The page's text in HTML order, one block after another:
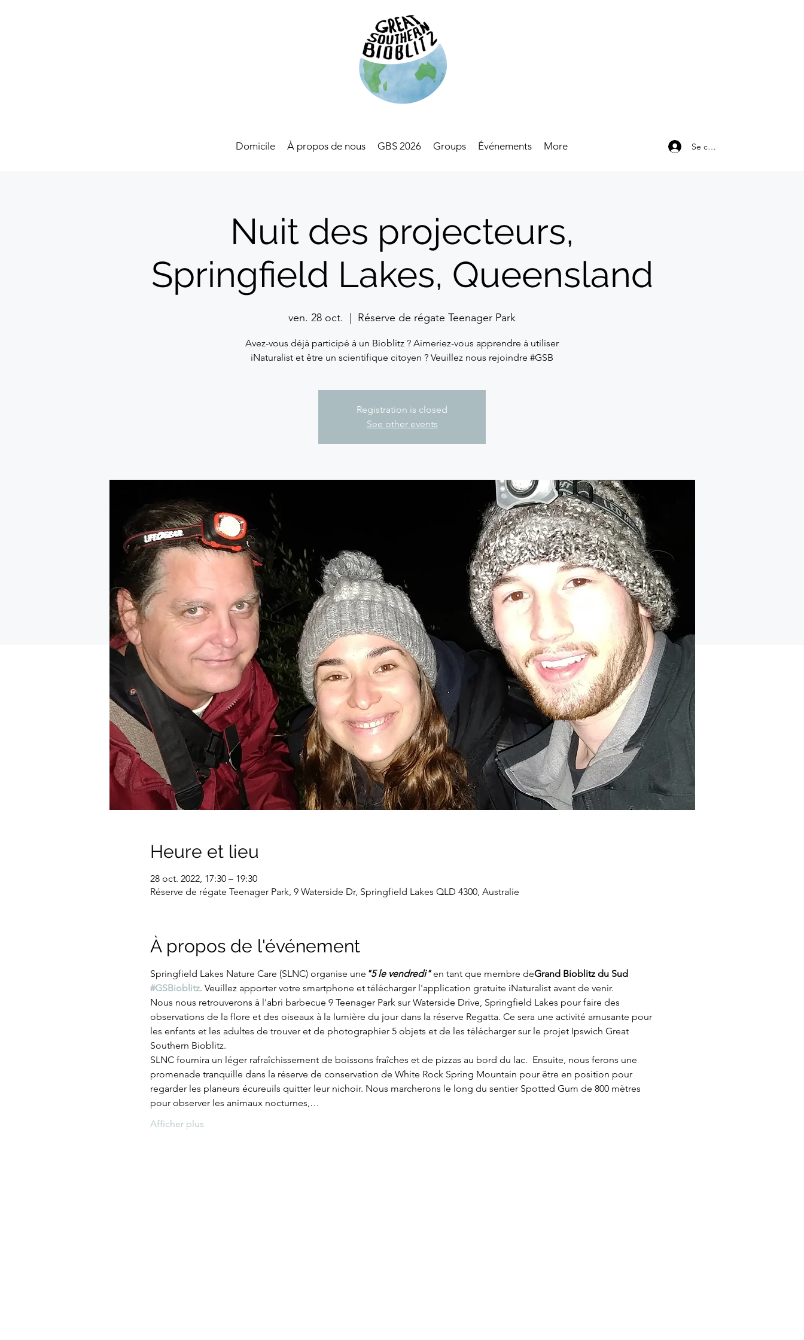
Domicile À propos de nous GBS 2026 Groups Événements More Se connecter
Nuit des projecteurs,
Springfield Lakes, Queensland
ven. 28 oct. Réserve de régate Teenager Park
Avez-vous déjà participé à un Bioblitz ? Aimeriez-vous apprendre à utiliser
iNaturalist et être un scientifique citoyen ? Veuillez nous rejoindre #GSB
Registration is closed
See other events
Heure et lieu
28 oct. 2022, 17:30 – 19:30
Réserve de régate Teenager Park, 9 Waterside Dr, Springfield Lakes QLD 4300, Australie
À propos de l'événement
Springfield Lakes Nature Care (SLNC) organise une "5 le vendredi" en tant que membre deGrand Bioblitz du Sud
#GSBioblitz. Veuillez apporter votre smartphone et télécharger l'application gratuite iNaturalist avant de venir.
Nous nous retrouverons à l'abri barbecue 9 Teenager Park sur Waterside Drive, Springfield Lakes pour faire des
observations de la flore et des oiseaux à la lumière du jour dans la réserve Regatta. Ce sera une activité amusante pour
les enfants et les adultes de trouver et de photographier 5 objets et de les télécharger sur le projet Ipswich Great
Southern Bioblitz.
SLNC fournira un léger rafraîchissement de boissons fraîches et de pizzas au bord du lac.  Ensuite, nous ferons une
promenade tranquille dans la réserve de conservation de White Rock Spring Mountain pour être en position pour
regarder les planeurs écureuils quitter leur nichoir. Nous marcherons le long du sentier Spotted Gum de 800 mètres
pour observer les animaux nocturnes,…
Afficher plus